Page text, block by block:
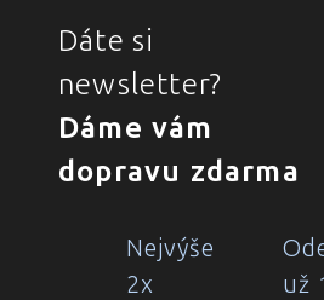
Dáte si
newsletter?
Dáme vám
dopravu zdarma
Nejvýše
2x
už